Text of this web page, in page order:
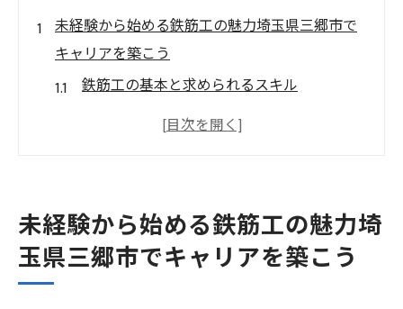
未経験から始める鉄筋工の魅力埼玉県三郷市で
キャリアを築こう
鉄筋工の基本と求められるスキル
三郷市での鉄筋工の需要と将来性
三郷市の鉄筋工求人が未経験者に適してい
る理由
未経験者が鉄筋工を始める際の心構え
未経験から始める鉄筋工の魅力埼
玉県三郷市でキャリアを築こう